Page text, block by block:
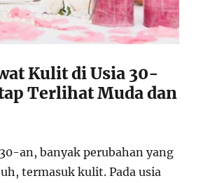
Kulit di Usia 30-
Terlihat Muda dan
an, banyak perubahan yang
termasuk kulit. Pada usia